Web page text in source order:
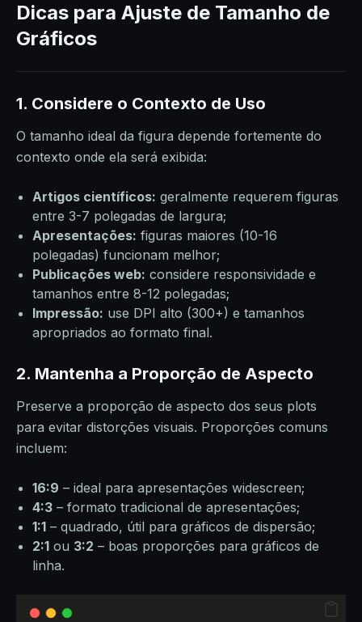
Dicas para Ajuste de Tamanho de
Gráficos
1. Considere o Contexto de Uso
O tamanho ideal da figura depende fortemente do
contexto onde ela será exibida:
Artigos científicos: geralmente requerem figuras
entre 3-7 polegadas de largura;
Apresentações: figuras maiores (10-16
polegadas) funcionam melhor;
Publicações web: considere responsividade e
tamanhos entre 8-12 polegadas;
Impressão: use DPI alto (300+) e tamanhos
apropriados ao formato final.
2. Mantenha a Proporção de Aspecto
Preserve a proporção de aspecto dos seus plots
para evitar distorções visuais. Proporções comuns
incluem:
16:9 – ideal para apresentações widescreen;
4:3 – formato tradicional de apresentações;
1:1 – quadrado, útil para gráficos de dispersão;
2:1 ou 3:2 – boas proporções para gráficos de
linha.